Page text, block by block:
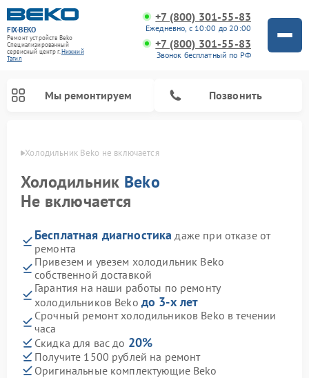
FIX-BEKO
Ремонт устройств Beko
Специализированный
cервисный центр г.Нижний
Тагил
+7 (800) 301-55-83
Ежедневно, с 10:00 до 20:00
+7 (800) 301-55-83
Звонок бесплатный по РФ
Мы ремонтируем Позвонить
Холодильник Beko не включается
Холодильник Beko
Не включается
Бесплатная диагностика даже при отказе от
ремонта
Привезем и увезем холодильник Beko
собственной доставкой
Гарантия на наши работы по ремонту
холодильников Beko до 3-х лет
Срочный ремонт холодильников Beko в течении
часа
Скидка для вас до 20%
Получите 1500 рублей на ремонт
Оригинальные комплектующие Beko